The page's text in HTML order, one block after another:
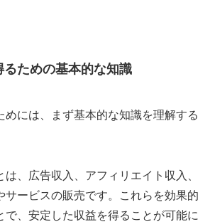
るための基本的な知識
めには、まず基本的な知識を理解する
、広告収入、アフィリエイト収入、
サービスの販売です。これらを効果的
で、安定した収益を得ることが可能に